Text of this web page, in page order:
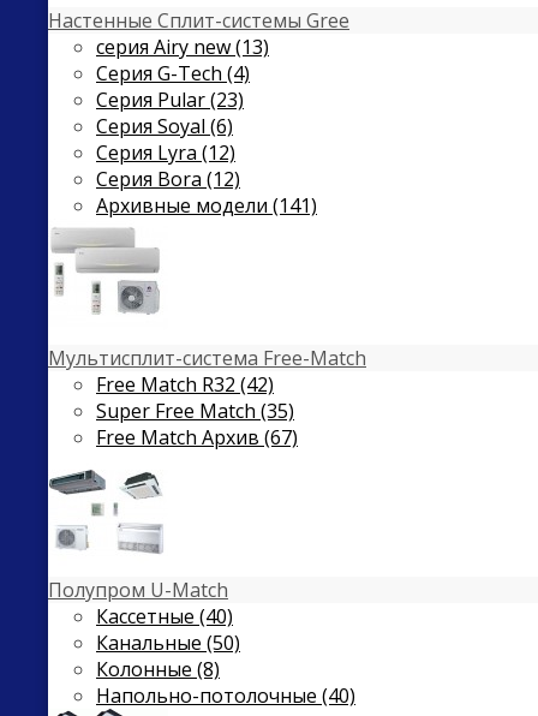
Настенные Сплит-системы Gree
серия Airy new (13)
Серия G-Tech (4)
Серия Pular (23)
Cерия Soyal (6)
Серия Lyra (12)
Серия Bora (12)
Архивные модели (141)
Мультисплит-система Free-Match
Free Match R32 (42)
Super Free Match (35)
Free Match Архив (67)
Полупром U-Match
Кассетные (40)
Канальные (50)
Колонные (8)
Напольно-потолочные (40)